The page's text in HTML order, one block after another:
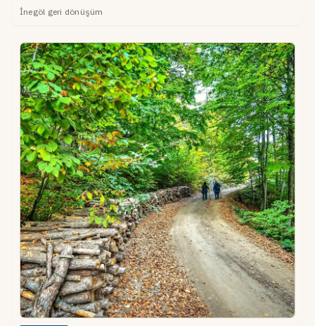
İnegöl geri dönüşüm